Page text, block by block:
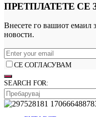
ПРЕТПЛАТЕТЕ СЕ
Внесете го вашиот емаил
новости.
СЕ СОГЛАСУВАМ
SEARCH FOR: